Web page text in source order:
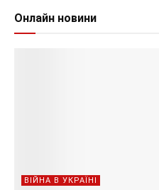
Онлайн новини
ВІЙНА В УКРАЇНІ